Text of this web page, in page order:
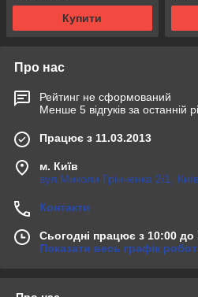
Купити
Про нас
Рейтинг не сформований
Менше 5 відгуків за останній
Працює з 11.03.2013
м. Київ
вул.Миколи Грінченка 2/1,
Контакти
Сьогодні працює з 10:00 до
Показати весь графік